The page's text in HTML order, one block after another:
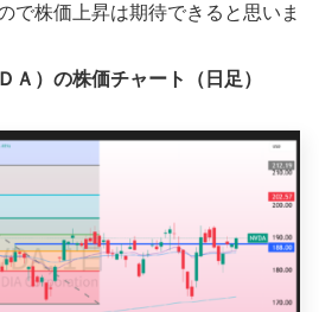
で株価上昇は期待できると思いま
Ａ）の株価チャート（日足）